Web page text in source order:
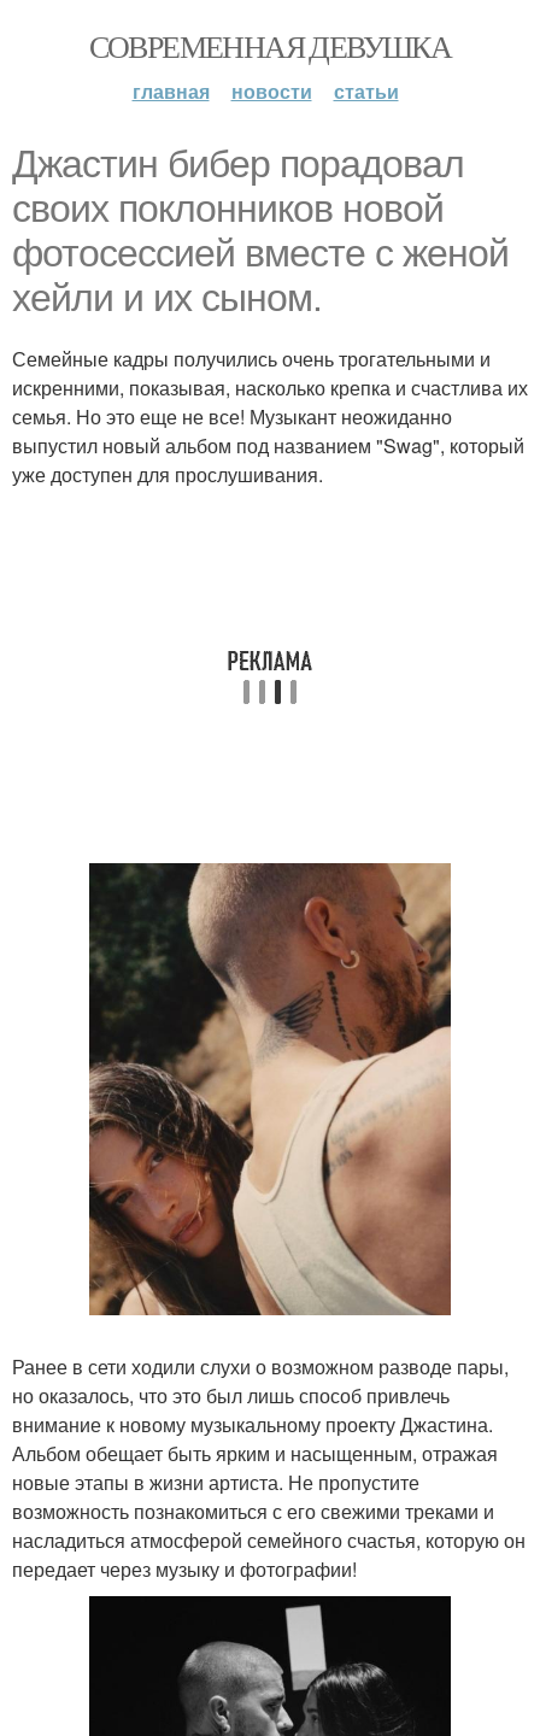
СОВРЕМЕННАЯ ДЕВУШКА
главная новости статьи
Джастин бибер порадовал
своих поклонников новой
фотосессией вместе с женой
хейли и их сыном.
Семейные кадры получились очень трогательными и
искренними, показывая, насколько крепка и счастлива их
семья. Но это еще не все! Музыкант неожиданно
выпустил новый альбом под названием "Swag", который
уже доступен для прослушивания.
Ранее в сети ходили слухи о возможном разводе пары,
но оказалось, что это был лишь способ привлечь
внимание к новому музыкальному проекту Джастина.
Альбом обещает быть ярким и насыщенным, отражая
новые этапы в жизни артиста. Не пропустите
возможность познакомиться с его свежими треками и
насладиться атмосферой семейного счастья, которую он
передает через музыку и фотографии!